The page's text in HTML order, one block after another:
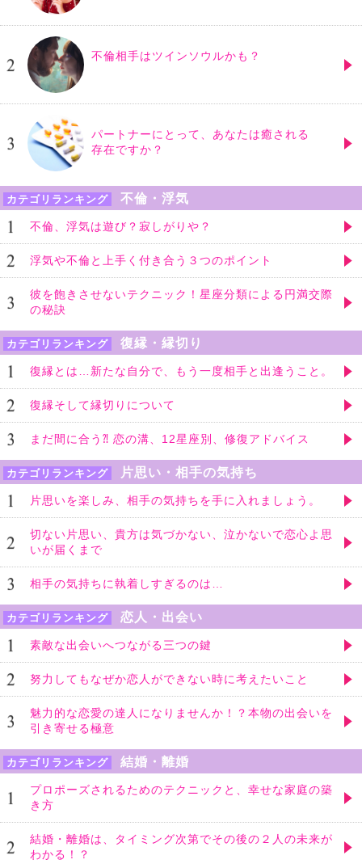
不倫相手はツインソウルかも？
パートナーにとって、あなたは癒される
存在ですか？
カテゴリランキング 不倫・浮気
不倫、浮気は遊び？寂しがりや？
浮気や不倫と上手く付き合う３つのポイント
彼を飽きさせないテクニック！星座分類による円満交際
の秘訣
カテゴリランキング 復縁・縁切り
復縁とは…新たな自分で、もう一度相手と出逢うこと。
復縁そして縁切りについて
まだ間に合う⁈ 恋の溝、12星座別、修復アドバイス
カテゴリランキング 片思い・相手の気持ち
片思いを楽しみ、相手の気持ちを手に入れましょう。
切ない片思い、貴方は気づかない、泣かないで恋心よ思
いが届くまで
相手の気持ちに執着しすぎるのは…
カテゴリランキング 恋人・出会い
素敵な出会いへつながる三つの鍵
努力してもなぜか恋人ができない時に考えたいこと
魅力的な恋愛の達人になりませんか！？本物の出会いを
引き寄せる極意
カテゴリランキング 結婚・離婚
プロポーズされるためのテクニックと、幸せな家庭の築
き方
結婚・離婚は、タイミング次第でその後の２人の未来が
わかる！？